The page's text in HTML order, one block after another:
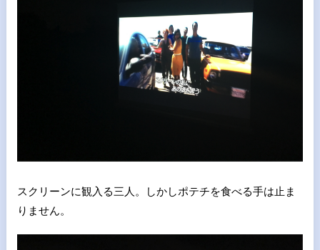
スクリーンに観入る三人。しかしポテチを食べる手は止ま
りません。